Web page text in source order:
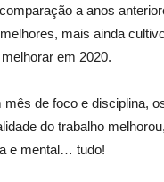
a anos
mais ainda
em 2020.
de foco e disciplina,
do trabalho
e mental… tudo!